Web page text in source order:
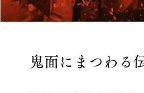
鬼面にまつわる